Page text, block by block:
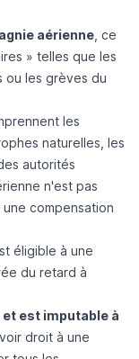
aérienne , ce
» telles que les
ou les grèves du
les
naturelles, les
autorités
n'est pas
compensation
éligible à une
du retard à
et est imputable à
droit à une